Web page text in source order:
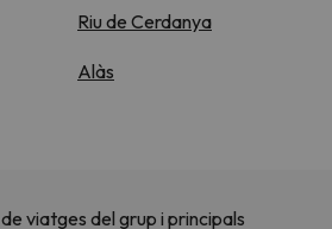
Riu de Cerdanya
Alàs
viatges del grup i principals